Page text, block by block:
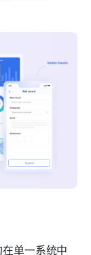
单一系统中